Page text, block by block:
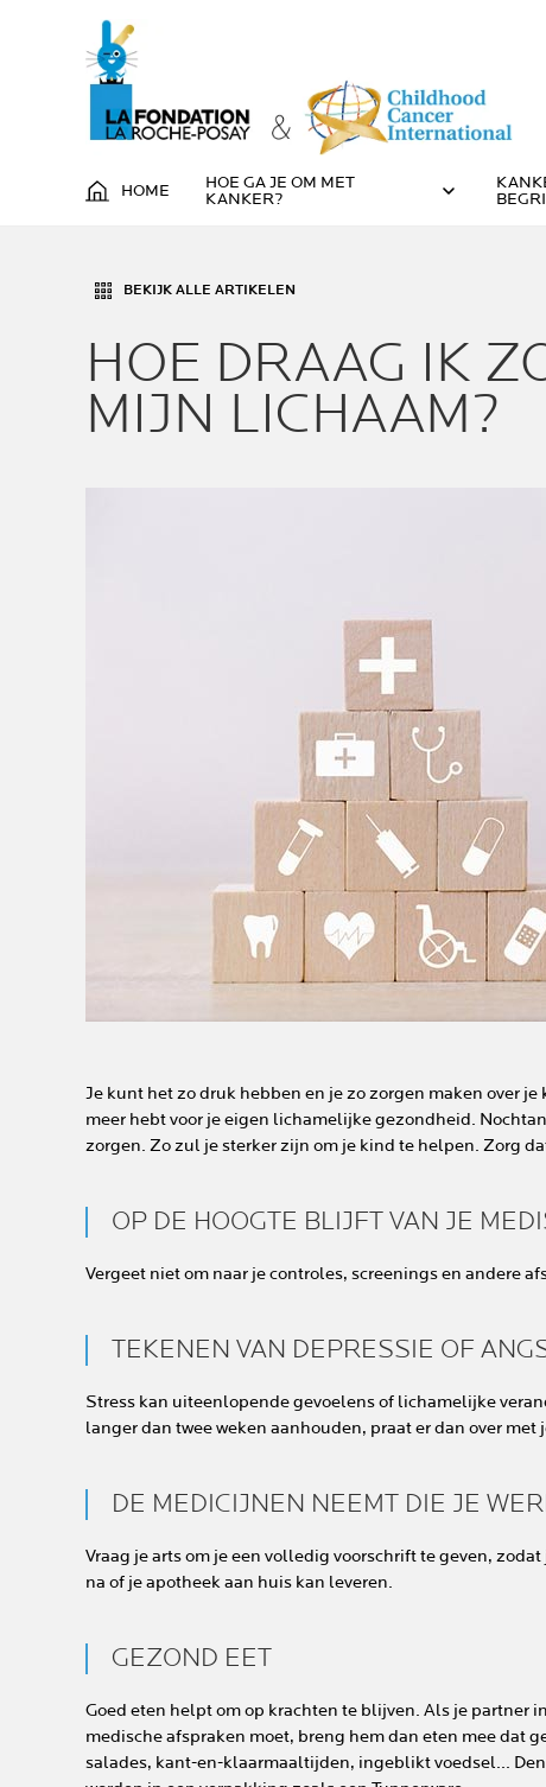
HOME
HOE GA JE OM MET
KANKER?
BEKIJK ALLE ARTIKELEN
HOE DRAAG IK
MIJN LICHAAM?
Je kunt het zo druk hebben en je zo zorgen maken over
meer hebt voor je eigen lichamelijke gezondheid.
zorgen. Zo zul je sterker zijn om je kind te helpen. Zorg
OP DE HOOGTE BLIJFT VAN JE
Vergeet niet om naar je controles, screenings en andere
TEKENEN VAN DEPRESSIE OF
Stress kan uiteenlopende gevoelens of lichamelijke
langer dan twee weken aanhouden, praat er dan over met
DE MEDICIJNEN NEEMT DIE JE
Vraag je arts om je een volledig voorschrift te geven,
na of je apotheek aan huis kan leveren.
GEZOND EET
Goed eten helpt om op krachten te blijven. Als je partner
medische afspraken moet, breng hem dan eten mee dat
salades, kant-en-klaarmaaltijden, ingeblikt voedsel...